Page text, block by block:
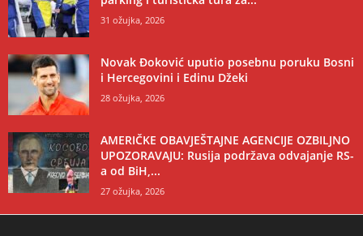
31 ožujka, 2026
Novak Đoković uputio posebnu poruku Bosni
i Hercegovini i Edinu Džeki
28 ožujka, 2026
AMERIČKE OBAVJEŠTAJNE AGENCIJE OZBILJNO
UPOZORAVAJU: Rusija podržava odvajanje RS-
a od BiH,...
27 ožujka, 2026